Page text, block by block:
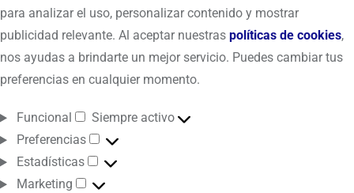
para analizar el uso, personalizar contenido y mostrar
publicidad relevante. Al aceptar nuestras políticas de cookies,
nos ayudas a brindarte un mejor servicio. Puedes cambiar tus
preferencias en cualquier momento.
Funcional
Siempre activo
Preferencias
Estadísticas
Marketing